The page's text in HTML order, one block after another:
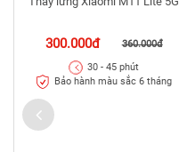
300.000đ 360.000đ
30 - 45 phút
Bảo hành màu sắc 6 tháng